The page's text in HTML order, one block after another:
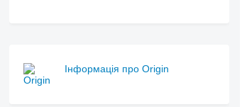
Інформація про Origin